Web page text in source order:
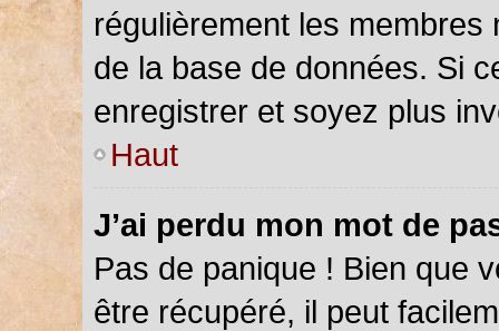
régulièrement les
de la base de données. Si
enregistrer et soyez plus
Haut
J’ai perdu mon mot de
Pas de panique ! Bien que
être récupéré, il peut